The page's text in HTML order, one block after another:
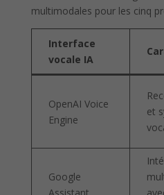
multimodales pour les cinq
Interface
vocale IA
OpenAI Voice
Engine
et
Google